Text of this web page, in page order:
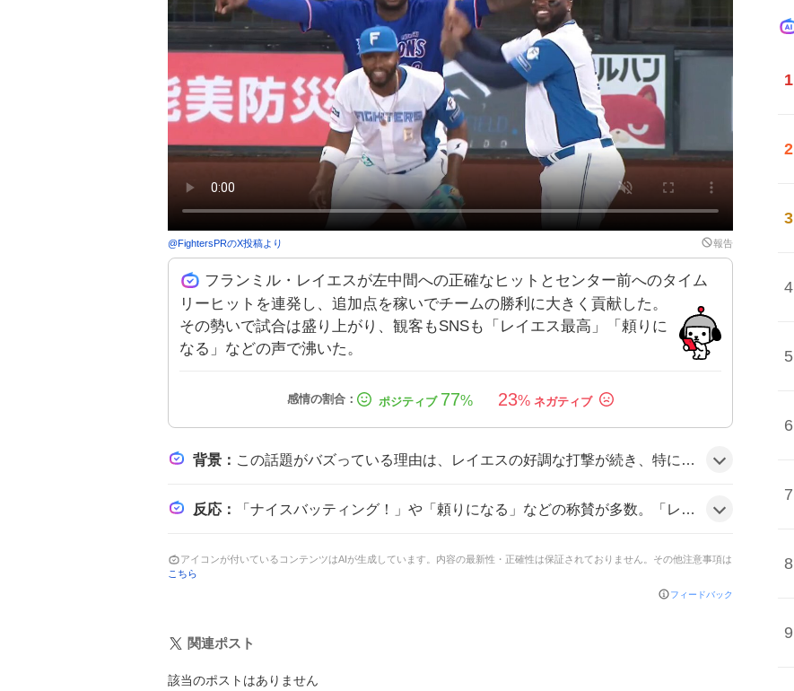
@FightersPRのX投稿より 報告
フランミル・レイエスが左中間への正確なヒットとセンター前へのタイム
リーヒットを連発し、追加点を稼いでチームの勝利に大きく貢献した。
その勢いで試合は盛り上がり、観客もSNSも「レイエス最高」「頼りに
なる」などの声で沸いた。
77% 23%
背景 ： この話題がバズっている理由は、レイエスの好調な打撃が続き、特に交流戦でのタイムリーヒットが目立ったことに加え、同日に開催された『ドミニカ共和国DAY』での出場や母国からの功労賞受賞が話題を呼び、ファンの期待感が高まったようだ。
反応 ： 「ナイスバッティング！」や「頼りになる」などの称賛が多数。「レイエス最高」「神すぎる」など熱狂的なコメントも目立ち、投稿は歓声とともに盛り上がっている様子だ。
アイコンが付いているコンテンツはAIが生成しています。内容の最新性・正確性は保証されておりません。その他注意事項は
こちら
フィードバック
関連ポスト
該当のポストはありません
1
2
3
4
5
6
7
8
9